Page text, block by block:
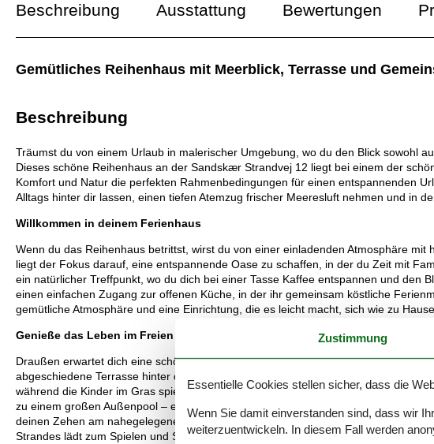
Beschreibung Ausstattung Bewertungen
Gemütliches Reihenhaus mit Meerblick, Terrasse und
Beschreibung
Träumst du von einem Urlaub in malerischer Umgebung, wo du den Blick sowohl
Dieses schöne Reihenhaus an der Sandskær Strandvej 12 liegt bei einem der
Komfort und Natur die perfekten Rahmenbedingungen für einen entspannenden
Alltags hinter dir lassen, einen tiefen Atemzug frischer Meeresluft nehmen und in
Willkommen in deinem Ferienhaus
Wenn du das Reihenhaus betrittst, wirst du von einer einladenden Atmosphäre
liegt der Fokus darauf, eine entspannende Oase zu schaffen, in der du Zeit mit
ein natürlicher Treffpunkt, wo du dich bei einer Tasse Kaffee entspannen und den
einen einfachen Zugang zur offenen Küche, in der ihr gemeinsam köstliche
gemütliche Atmosphäre und eine Einrichtung, die es leicht macht, sich wie zu
Genieße das Leben im Freien
Draußen erwartet dich eine schöne Terrasse, auf der du stundenlang die frische
abgeschiedene Terrasse hinter dem Haus ist ideal zum Entspannen, wo du ein
während die Kinder im Gras spielen. Als zusätzliches Geschenk für deine
zu einem großen Außenpool – ein perfekter Ort für Kinder und Erwachsene, um an
deinen Zehen am nahegelegenen Strand spürst, wirst du sofort die
Strandes lädt zum Spielen und Spaß haben ein, während Surfer und Angler die
Zustimmung
Essentielle Cookies stellen sicher, dass die
Wenn Sie damit einverstanden sind, dass wir
weiterzuentwickeln. In diesem Fall werden